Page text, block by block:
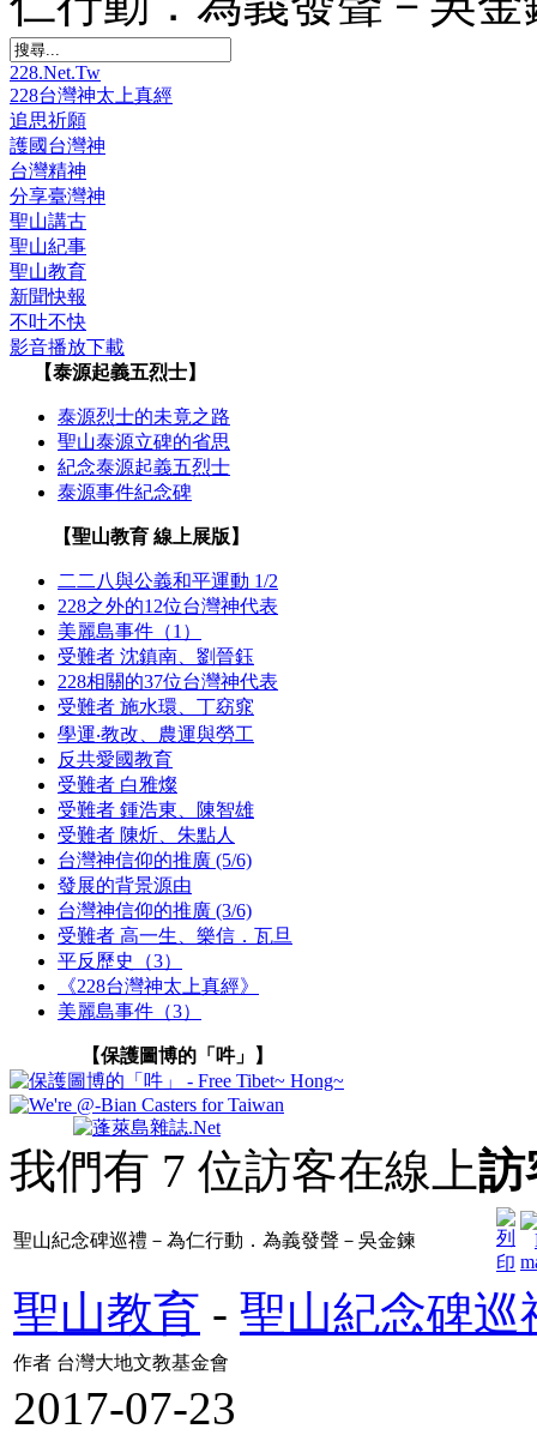
228.Net.Tw
228台灣神太上真經
追思祈願
護國台灣神
台灣精神
分享臺灣神
聖山講古
聖山紀事
聖山教育
新聞快報
不吐不快
影音播放下載
【泰源起義五烈士】
泰源烈士的未竟之路
聖山泰源立碑的省思
紀念泰源起義五烈士
泰源事件紀念碑
【聖山教育 線上展版】
二二八與公義和平運動 1/2
228之外的12位台灣神代表
美麗島事件（1）
受難者 沈鎮南、劉晉鈺
228相關的37位台灣神代表
受難者 施水環、丁窈窕
學運‧教改、農運與勞工
反共愛國教育
受難者 白雅燦
受難者 鍾浩東、陳智雄
受難者 陳炘、朱點人
台灣神信仰的推廣 (5/6)
發展的背景源由
台灣神信仰的推廣 (3/6)
受難者 高一生、樂信．瓦旦
平反歷史（3）
《228台灣神太上真經》
美麗島事件（3）
【保護圖博的「吽」】
我們有 7 位訪客在線上訪
聖山紀念碑巡禮－為仁行動．為義發聲－吳金鍊
聖山教育 - 聖山紀念碑巡
作者 台灣大地文教基金會
2017-07-23